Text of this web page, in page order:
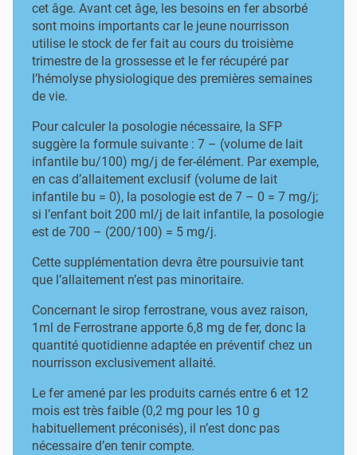
cet âge. Avant cet âge, les besoins en fer absorbé
sont moins importants car le jeune nourrisson
utilise le stock de fer fait au cours du troisième
trimestre de la grossesse et le fer récupéré par
l’hémolyse physiologique des premières semaines
de vie.
Pour calculer la posologie nécessaire, la SFP
suggère la formule suivante : 7 – (volume de lait
infantile bu/100) mg/j de fer-élément. Par exemple,
en cas d’allaitement exclusif (volume de lait
infantile bu = 0), la posologie est de 7 – 0 = 7 mg/j;
si l’enfant boit 200 ml/j de lait infantile, la posologie
est de 700 – (200/100) = 5 mg/j.
Cette supplémentation devra être poursuivie tant
que l’allaitement n’est pas minoritaire.
Concernant le sirop ferrostrane, vous avez raison,
1ml de Ferrostrane apporte 6,8 mg de fer, donc la
quantité quotidienne adaptée en préventif chez un
nourrisson exclusivement allaité.
Le fer amené par les produits carnés entre 6 et 12
mois est très faible (0,2 mg pour les 10 g
habituellement préconisés), il n’est donc pas
nécessaire d’en tenir compte.